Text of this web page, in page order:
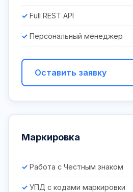
Full REST API
Персональный менеджер
Оставить заявку
Маркировка
Работа с Честным знаком
УПД с кодами маркировки